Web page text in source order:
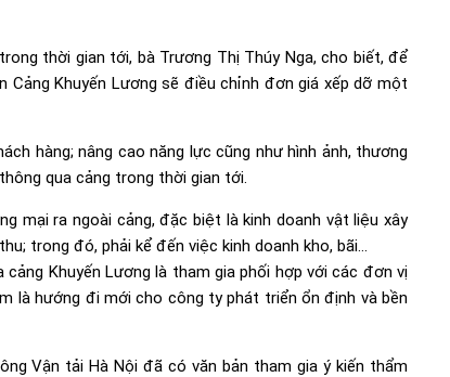
thời gian tới, bà Trương Thị Thúy Nga, cho biết, để
Cảng Khuyến Lương sẽ điều chỉnh đơn giá xếp dỡ một
hàng; nâng cao năng lực cũng như hình ảnh, thương
qua cảng trong thời gian tới.
mại ra ngoài cảng, đặc biệt là kinh doanh vật liệu xây
trong đó, phải kể đến việc kinh doanh kho, bãi…
Khuyến Lương là tham gia phối hợp với các đơn vị
là hướng đi mới cho công ty phát triển ổn định và bền
Vận tải Hà Nội đã có văn bản tham gia ý kiến thẩm